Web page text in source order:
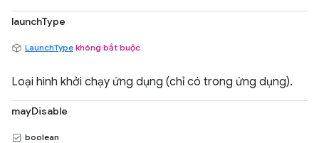
launchType
LaunchType không bắt buộc
Loại hình khởi chạy ứng dụng (chỉ có trong ứng dụng).
mayDisable
boolean